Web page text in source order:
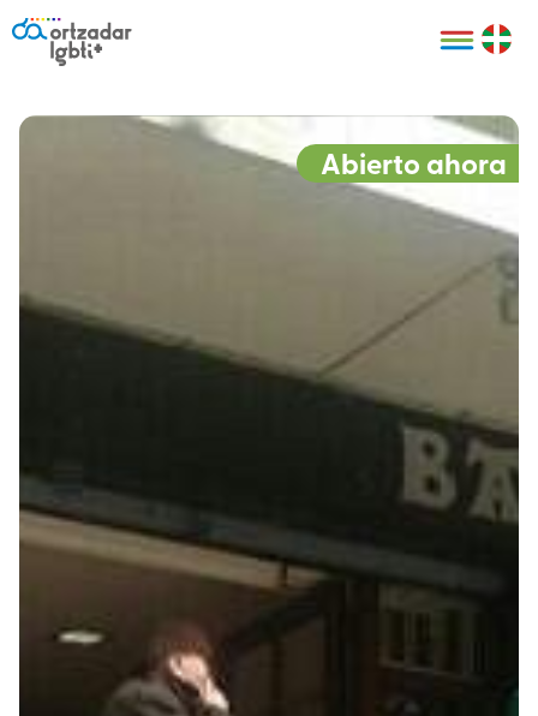
Personas
Bilbao Bizkaia
LGTBI+ Atlántica
I LGBTI+ Basque
Denuncia
Mapa de Puntos
Seguros
Certificado
empresarial
HARROkids
Abierto ahora